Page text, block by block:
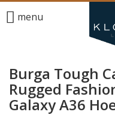
menu
Burga Tough
Rugged
Galaxy A36